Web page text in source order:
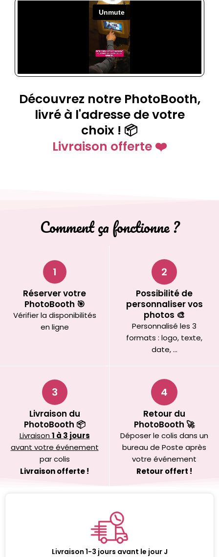
Découvrez notre PhotoBooth,
livré à l'adresse de votre
choix ! 📦
Livraison offerte ❤️
Comment ça fonctionne ?
1
Réserver votre
PhotoBooth 🎯
Vérifier la disponibilités
en ligne
2
Possibilité de
personnaliser vos
photos 🎨
Personnalisé les 3
formats : logo, texte,
date, …
3
Livraison du
PhotoBooth 📦
Livraison1 à 3 jours
avant votre événement
par colis
Livraison offerte !
4
Retour du
PhotoBooth 🚀
Déposer le colis dans un
bureau de Poste après
votre événement
Retour offert !
Livraison 1-3 jours avant le jour J